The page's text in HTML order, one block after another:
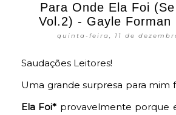
Para Onde Ela Foi
Vol.2) - Gayle Forman
quinta-feira, 11 de
Saudações Leitores!
Uma grande surpresa para mim
Ela Foi* provavelmente porque